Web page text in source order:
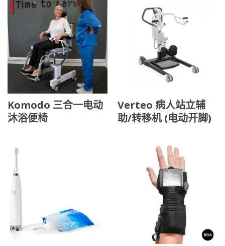
Komodo 三合一电动
沐浴便椅
Verteo 病人站立辅
助/转移机 (电动开脚)